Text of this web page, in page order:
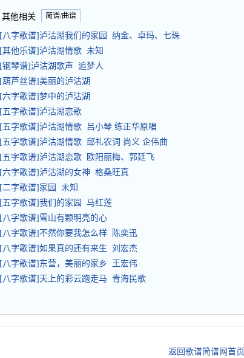
其他相关 简谱/曲谱
[八字歌谱]泸沽湖我们的家园 纳金、卓玛、七珠
[其他乐谱]泸沽湖情歌 未知
[钢琴谱]泸沽湖歌声 追梦人
[葫芦丝谱]美丽的泸沽湖
[六字歌谱]梦中的泸沽湖
[五字歌谱]泸沽湖恋歌
[五字歌谱]泸沽湖情歌 吕小琴 练正华原唱
[五字歌谱]泸沽湖情歌 邱礼农词 尚义 企伟曲
[五字歌谱]泸沽湖恋歌 欧阳丽梅、郭廷飞
[六字歌谱]泸沽湖的女神 格桑旺真
[二字歌谱]家园 未知
[五字歌谱]我们的家园 马红莲
[八字歌谱]雪山有颗明亮的心
[八字歌谱]不然你要我怎么样 陈奕迅
[八字歌谱]如果真的还有来生 刘宏杰
[八字歌谱]东营，美丽的家乡 王宏伟
[八字歌谱]天上的彩云跑走马 青海民歌
返回歌谱简谱网首页